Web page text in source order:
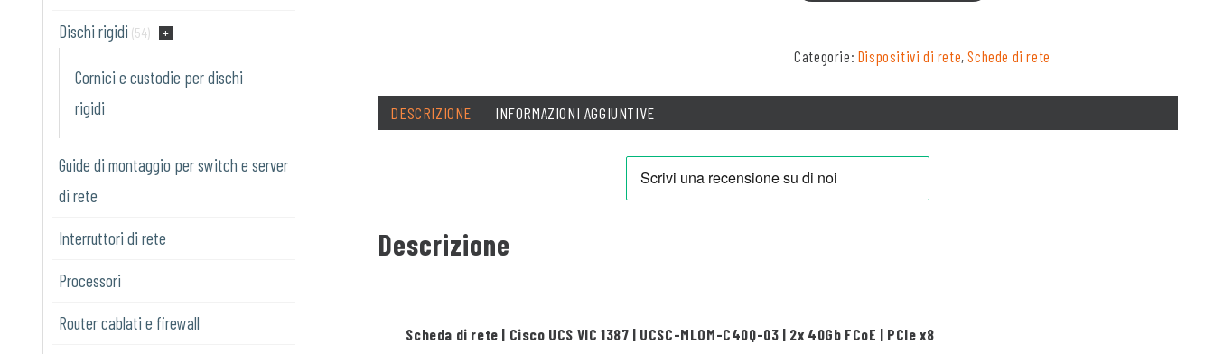
Dischi rigidi (54)
Cornici e custodie per dischi
rigidi
Guide di montaggio per switch e server
di rete
Interruttori di rete
Processori
Router cablati e firewall
Categorie: Dispositivi di rete,Schede di rete
DESCRIZIONE INFORMAZIONI AGGIUNTIVE
Descrizione
Scheda di rete | Cisco UCS VIC 1387 | UCSC-MLOM-C40Q-03 | 2x 40Gb FCoE | PCIe x8